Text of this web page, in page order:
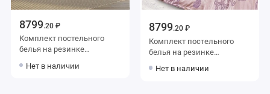
8799.20 ₽
Комплект постельного
белья на резинке
жаккард с наволочками
Нет в наличии
8799.20 ₽
Комплект постельного
белья на резинке
жаккард с наволочками
Нет в наличии